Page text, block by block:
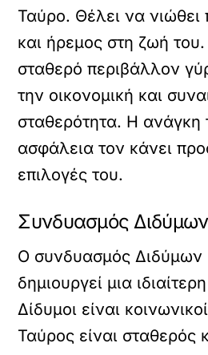
Ταύρο. Θέλει να νιώθει
και ήρεμος στη ζωή
σταθερό περιβάλλον
την οικονομική και
σταθερότητα. Η ανάγκη
ασφάλεια τον κάνει
επιλογές του.
Συνδυασμός
Ο συνδυασμός Διδύμων
δημιουργεί μια
Δίδυμοι είναι
Ταύρος είναι σταθερός